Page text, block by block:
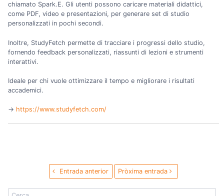
chiamato Spark.E. Gli utenti possono caricare materiali didattici,
come PDF, video e presentazioni, per generare set di studio
personalizzati in pochi secondi.
Inoltre, StudyFetch permette di tracciare i progressi dello studio,
fornendo feedback personalizzati, riassunti di lezioni e strumenti
interattivi.
Ideale per chi vuole ottimizzare il tempo e migliorare i risultati
accademici.
→️ https://www.studyfetch.com/
Entrada anterior Pròxima entrada